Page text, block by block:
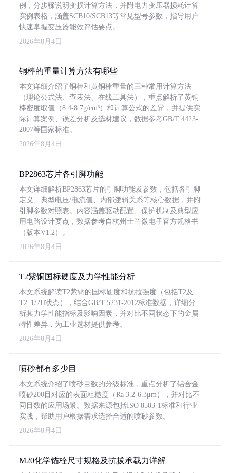
例，分步骤说明变损计算方法，并附电力变压器损耗计算
实例表格，涵盖SCB10/SCB13等常见型号参数，指导用户
快速掌握变压器能效评估要点。
2026年8月4日
铜棒的重量计算方法有哪些
本文详细介绍了铜棒和黄铜棒重量的三种常用计算方法
（理论公式法、查表法、在线工具法），重点解析了黄铜
棒密度取值（8.4-8.7g/cm³）和计算公式的差异，并提供实
际计算案例、误差分析及选材建议，数据参考GB/T 4423-
2007等国家标准。
2026年8月4日
BP2863芯片各引脚功能
本文详细解析BP2863芯片的引脚功能及参数，包括各引脚
定义、典型电压/电流值、内部逻辑关系等核心数据，并附
引脚参数对照表。内容涵盖驱动配置、保护机制及典型应
用电路设计要点，数据参考自杭州士兰微电子官方规格书
（版本V1.2）。
2026年8月4日
T2紫铜国标硬度及力学性能分析
本文系统解读T2紫铜的国标硬度和抗拉强度（包括T2及
T2_1/2H状态），结合GB/T 5231-2012标准数据，详细分
析其力学性能指标及影响因素，并对比不同状态下的金属
特性差异，为工业选材提供参考。
2026年8月4日
喷砂都有多少目
本文系统介绍了喷砂目数的分级标准，重点分析了铝合金
喷砂200目对应的表面粗糙度（Ra 3.2-6.3μm），并对比不
同目数的应用场景。数据来源包括ISO 8503-1标准和行业
实践，帮助用户根据需求选择合适的喷砂参数。
2026年8月4日
M20化学锚栓尺寸规格及抗拔承载力详解